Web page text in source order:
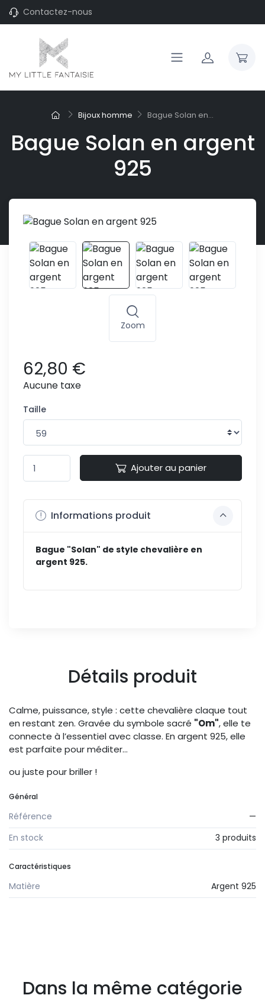
Contactez-nous
Bijoux homme Bague Solan en...
Bague Solan en argent
925
Zoom
62,80 €
Aucune taxe
Taille
Ajouter au panier
Informations produit
Bague "Solan" de style chevalière en
argent 925.
Détails produit
Calme, puissance, style : cette chevalière claque tout
en restant zen. Gravée du symbole sacré "Om", elle te
connecte à l’essentiel avec classe. En argent 925, elle
est parfaite pour méditer…
ou juste pour briller !
Général
Référence
—
En stock
3 produits
Caractéristiques
Matière Argent 925
Dans la même catégorie